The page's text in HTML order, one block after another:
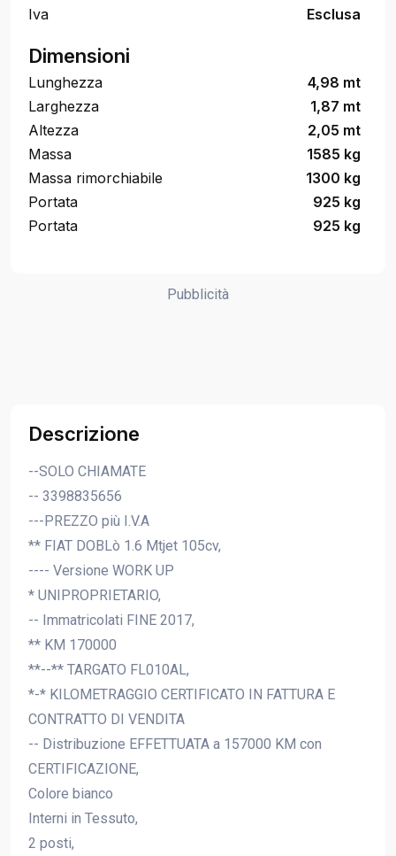
Iva
Esclusa
Dimensioni
Lunghezza
4,98 mt
Larghezza
1,87 mt
Altezza
2,05 mt
Massa
1585 kg
Massa rimorchiabile
1300 kg
Portata
925 kg
Portata
925 kg
Pubblicità
Descrizione
--SOLO CHIAMATE
-- 3398835656
---PREZZO più I.V.A
** FIAT DOBLò 1.6 Mtjet 105cv,
---- Versione WORK UP
* UNIPROPRIETARIO,
-- Immatricolati FINE 2017,
** KM 170000
**--** TARGATO FL010AL,
*-* KILOMETRAGGIO CERTIFICATO IN FATTURA E
CONTRATTO DI VENDITA
-- Distribuzione EFFETTUATA a 157000 KM con
CERTIFICAZIONE,
Colore bianco
Interni in Tessuto,
2 posti,